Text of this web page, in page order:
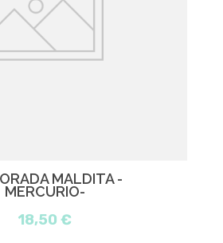
MALDITA -
MERCURIO-
18,50 €